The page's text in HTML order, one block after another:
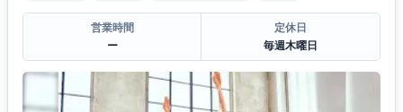
営業時間
ー
定休日
毎週木曜日